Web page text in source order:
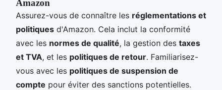
Amazon
Assurez-vous de connaître les réglementations et
politiques d'Amazon. Cela inclut la conformité
avec les normes de qualité, la gestion des taxes
et TVA, et les politiques de retour. Familiarisez-
vous avec les politiques de suspension de
compte pour éviter des sanctions potentielles.